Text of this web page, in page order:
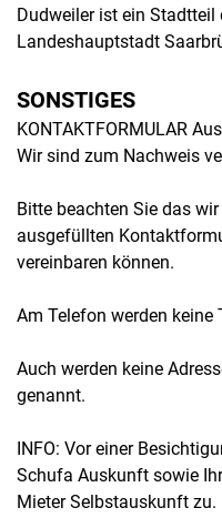
Dudweiler ist ein Stadtteil
Landeshauptstadt
SONSTIGES
KONTAKTFORMULAR
Wir sind zum Nachweis
Bitte beachten Sie das
ausgefüllten
vereinbaren können.
Am Telefon werden keine
Auch werden keine
genannt.
INFO: Vor einer
Schufa Auskunft sowie
Mieter Selbstauskunft zu.